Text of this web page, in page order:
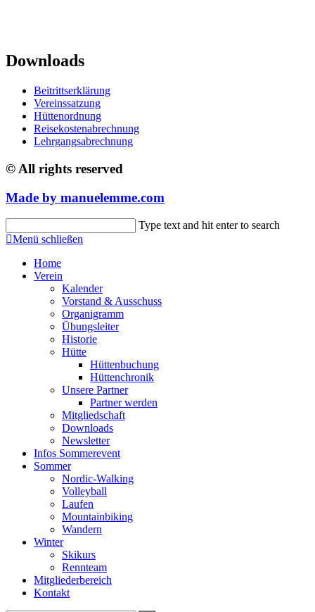
Downloads
Beitrittserklärung
Vereinssatzung
Hüttenordnung
Reisekostenabrechnung
Lehrgangsabrechnung
© All rights reserved
Made by manuelemme.com
nach:
Type text and hit enter to search
Menü schließen
Home
Verein
Kalender
Vorstand & Ausschuss
Organigramm
Übungsleiter
Historie
Hütte
Hüttenbuchung
Hüttenchronik
Unsere Partner
Partner werden
Mitgliedschaft
Downloads
Newsletter
Infos Sommerevent
Sommer
Nordic-Walking
Volleyball
Laufen
Mountainbiking
Wandern
Winter
Skikurs
Rennteam
Mitgliederbereich
Kontakt